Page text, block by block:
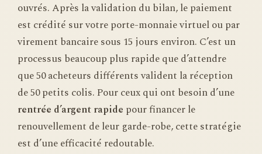
ouvrés. Après la validation du bilan, le paiement
est crédité sur votre porte-monnaie virtuel ou par
virement bancaire sous 15 jours environ. C’est un
processus beaucoup plus rapide que d’attendre
que 50 acheteurs différents valident la réception
de 50 petits colis. Pour ceux qui ont besoin d’une
rentrée d’argent rapide pour financer le
renouvellement de leur garde-robe, cette stratégie
est d’une efficacité redoutable.